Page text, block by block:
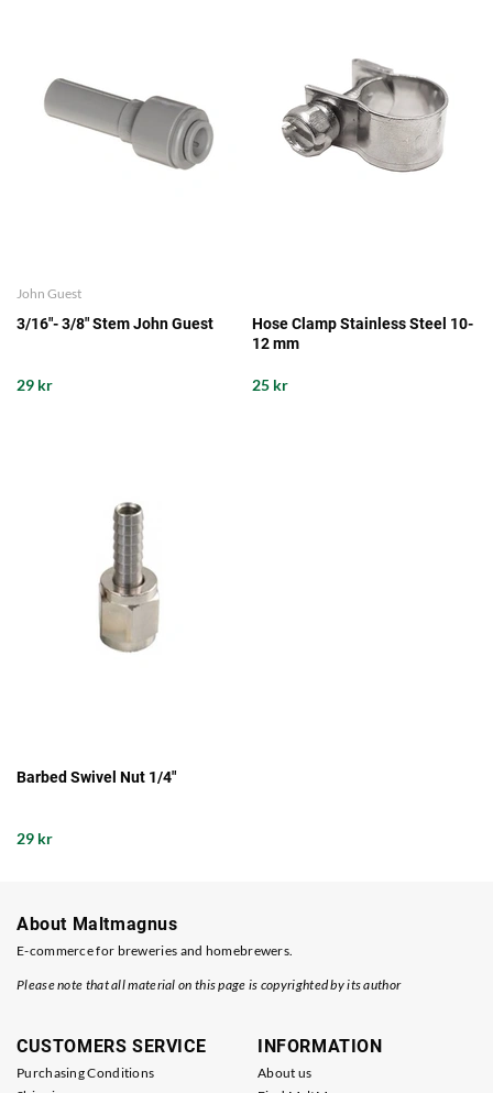
John Guest
3/16"- 3/8" Stem John Guest
29 kr
Hose Clamp Stainless Steel 10-
12 mm
25 kr
Barbed Swivel Nut 1/4"
29 kr
About Maltmagnus
E-commerce for breweries and homebrewers.
Please note that all material on this page is copyrighted by its author
CUSTOMERS SERVICE
Purchasing Conditions
INFORMATION
About us